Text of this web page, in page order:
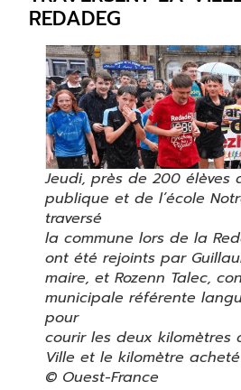
REDADEG
Jeudi, près de 200 élèves
publique et de l’école
traversé
la commune lors de la
ont été rejoints par
maire, et Rozenn Talec,
municipale référente
pour
courir les deux kilomètres
Ville et le kilomètre
© Ouest-France